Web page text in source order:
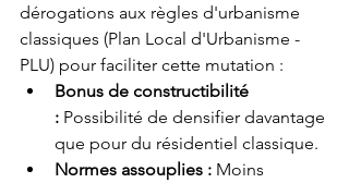
dérogations aux règles d'urbanisme
classiques (Plan Local d'Urbanisme -
PLU) pour faciliter cette mutation :
Bonus de constructibilité
: Possibilité de densifier davantage
que pour du résidentiel classique.
Normes assouplies : Moins